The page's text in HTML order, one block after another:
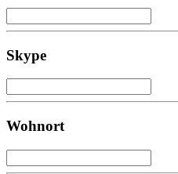
Skype
Wohnort